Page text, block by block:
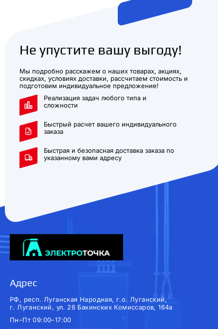
Не упустите вашу выгоду!
Мы подробно расскажем о наших товарах, акциях,
скидках, условиях доставки, рассчитаем стоимость и
подготовим индивидуальное предложение!
Реализация задач любого типа и
сложности
Быстрый расчет вашего индивидуального
заказа
Быстрая и безопасная доставка заказа по
указанному вами адресу
Адрес
РФ, респ. Луганская Народная, г.о. Луганский,
г. Луганский, ул. 26 Бакинских Комиссаров, 164а
Пн–Пт 09:00–17:00